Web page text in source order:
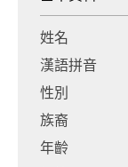
姓名
漢語拼音
性別
族裔
年齡